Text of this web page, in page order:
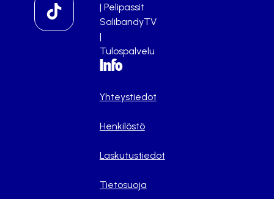
| Pelipassit
SalibandyTV
|
Tulospalvelu
Info
Yhteystiedot
Henkilöstö
Laskutustiedot
Tietosuoja